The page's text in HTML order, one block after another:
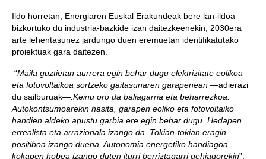
Ildo horretan, Energiaren Euskal Erakundeak bere lan-ildoa
bizkortuko du industria-bazkide izan daitezkeenekin, 2030era
arte lehentasunez jardungo duen eremuetan identifikatutako
proiektuak gara daitezen.
“Maila guztietan aurrera egin behar dugu elektrizitate eolikoa
eta fotovoltaikoa sortzeko gaitasunaren garapenean —adierazi
du sailburuak— .Keinu oro da baliagarria eta beharrezkoa.
Autokontsumoarekin hasita, garapen eoliko eta fotovoltaiko
handien aldeko apustu garbia ere egin behar dugu. Hedapen
errealista eta arrazionala izango da. Tokian-tokian eragin
positiboa izango duena. Autonomia energetiko handiagoa,
kokapen hobea izango duten iturri berriztagarri gehiagorekin”.